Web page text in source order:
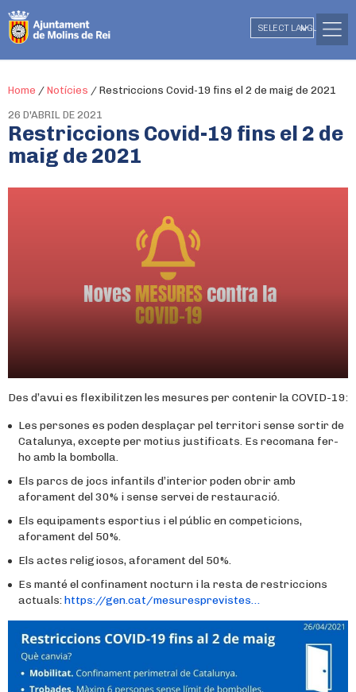
SELECT LANGUAGE ▼
Home / Notícies / Restriccions Covid-19 fins el 2 de maig de 2021
26 D'ABRIL DE 2021
Restriccions Covid-19 fins el 2 de
maig de 2021
Des d’avui es flexibilitzen les mesures per contenir la COVID-19:
Les persones es poden desplaçar pel territori sense sortir de
Catalunya, excepte per motius justificats. Es recomana fer-
ho amb la bombolla.
Els parcs de jocs infantils d’interior poden obrir amb
aforament del 30% i sense servei de restauració.
‍Els equipaments esportius i el públic en competicions,
aforament del 50%.
Els actes religiosos, aforament del 50%.
Es manté el confinament nocturn i la resta de restriccions
actuals:https://gen.cat/mesuresprevistes…